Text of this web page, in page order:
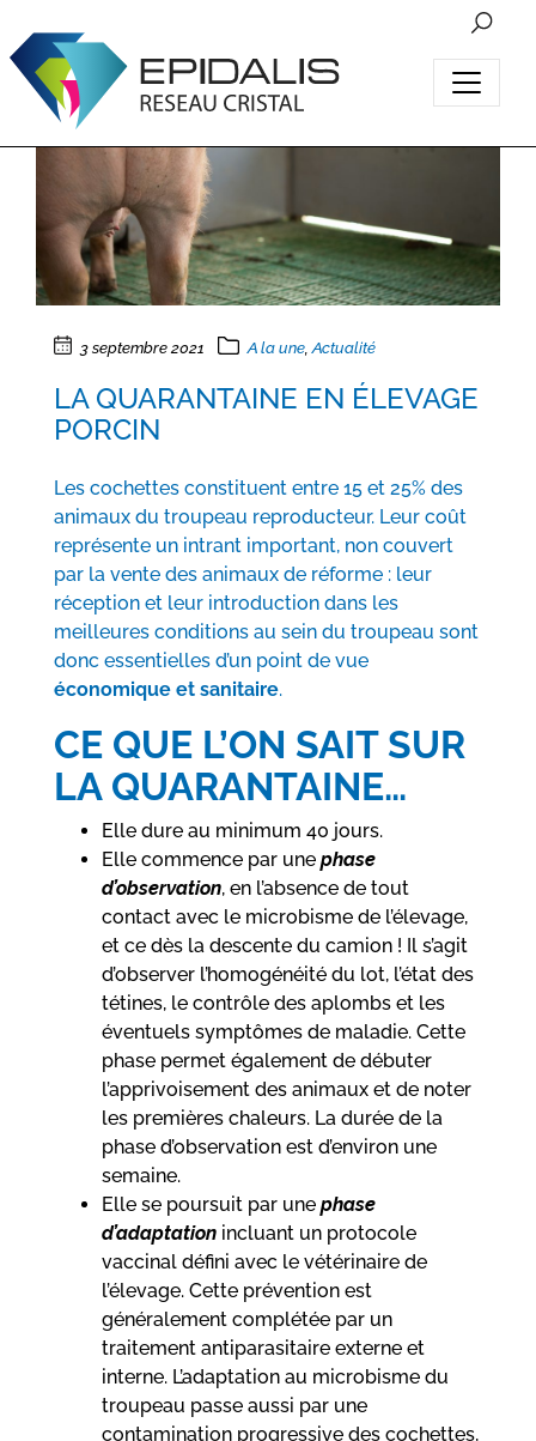
3 septembre 2021 A la une Actualité
LA QUARANTAINE EN ÉLEVAGE
PORCIN
Les cochettes constituent entre 15 et 25% des
animaux du troupeau reproducteur. Leur coût
représente un intrant important, non couvert
par la vente des animaux de réforme : leur
réception et leur introduction dans les
meilleures conditions au sein du troupeau sont
donc essentielles d’un point de vue
économique et sanitaire.
CE QUE L’ON SAIT SUR
LA QUARANTAINE…
Elle dure au minimum 40 jours.
Elle commence par une phase
d’observation, en l’absence de tout
contact avec le microbisme de l’élevage,
et ce dès la descente du camion ! Il s’agit
d’observer l’homogénéité du lot, l’état des
tétines, le contrôle des aplombs et les
éventuels symptômes de maladie. Cette
phase permet également de débuter
l’apprivoisement des animaux et de noter
les premières chaleurs. La durée de la
phase d’observation est d’environ une
semaine.
Elle se poursuit par une phase
d’adaptation incluant un protocole
vaccinal défini avec le vétérinaire de
l’élevage. Cette prévention est
généralement complétée par un
traitement antiparasitaire externe et
interne. L’adaptation au microbisme du
troupeau passe aussi par une
contamination progressive des cochettes,